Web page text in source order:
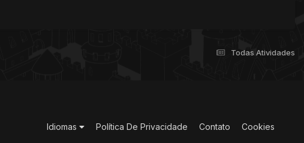
Todas Atividades
Idiomas Política De Privacidade Contato Cookies